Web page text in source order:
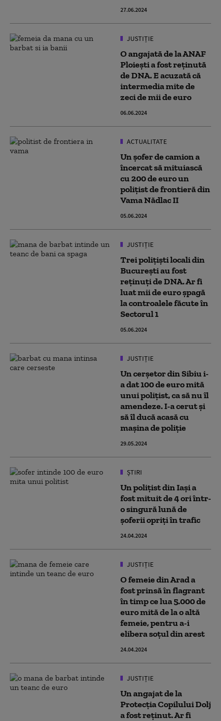
27.06.2024
JUSTIȚIE
O angajată de la ANAF
Ploiești a fost reținută
de DNA. E acuzată că
intermedia mite de
zeci de mii de euro
06.06.2024
ACTUALITATE
Un șofer de camion a
încercat să mituiască
cu 200 de euro un
polițist de frontieră din
Vama Nădlac II
05.06.2024
JUSTIȚIE
Trei polițiști locali din
București au fost
reținuți de DNA. Ar fi
luat mii de euro șpagă
la controalele făcute în
Sectorul 1
05.06.2024
JUSTIȚIE
Un cerșetor din Sibiu i-
a dat 100 de euro mită
unui polițist, ca să nu îl
amendeze. I-a cerut și
să îl ducă acasă cu
mașina de poliție
29.05.2024
ȘTIRI
Un polițist din Iași a
fost mituit de 4 ori într-
o singură lună de
șoferii opriți în trafic
24.04.2024
JUSTIȚIE
O femeie din Arad a
fost prinsă în flagrant
în timp ce lua 5.000 de
euro mită de la o altă
femeie, pentru a-i
elibera soțul din arest
24.04.2024
JUSTIȚIE
Un angajat de la
Protecția Copilului Dolj
a fost reținut. Ar fi